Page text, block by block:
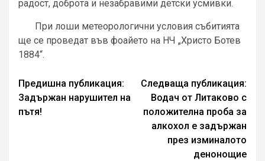
радост, доброта и незабравими детски усмивки.
При лоши метеорологични условия събитията
ще се проведат във фоайето на НЧ „Христо Ботев
1884“.
Continue
Reading
Предишна публикация:
Задържан нарушител на
пътя!
Следваща публикация:
Водач от Литаково с
положителна проба за
алкохол е задържан
през изминалото
денонощие